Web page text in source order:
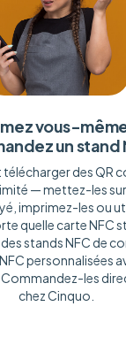
vous-
un stand
télécharger des QR
— mettez-les
imprimez-les ou
quelle carte NFC
stands NFC de
personnalisées
Commandez-les
chez Cinquo.